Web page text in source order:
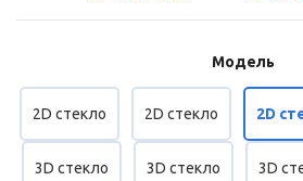
Модель
2D стекло 2D стекло 2D
3D стекло 3D стекло 3D